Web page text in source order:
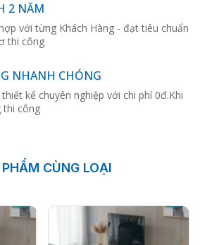
2 NĂM
với từng Khách Hàng - đạt tiêu chuẩn
thi công
NHANH CHÓNG
kế chuyên nghiệp với chi phí 0đ.Khi
thi công
CÙNG LOẠI